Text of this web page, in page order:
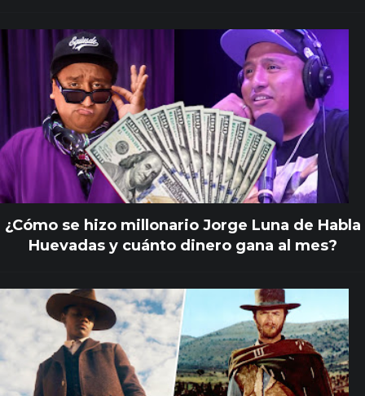
¿Cómo se hizo millonario Jorge Luna de Habla
Huevadas y cuánto dinero gana al mes?